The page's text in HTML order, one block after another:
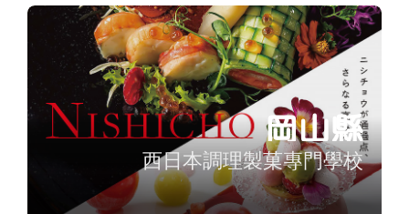
岡山縣
西日本調理製菓專門學校